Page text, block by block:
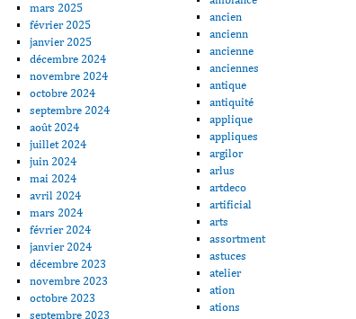
mars 2025
février 2025
janvier 2025
décembre 2024
novembre 2024
octobre 2024
septembre 2024
août 2024
juillet 2024
juin 2024
mai 2024
avril 2024
mars 2024
février 2024
janvier 2024
décembre 2023
novembre 2023
octobre 2023
septembre 2023
ancien
ancienn
ancienne
anciennes
antique
antiquité
applique
appliques
argilor
arlus
artdeco
artificial
arts
assortment
astuces
atelier
ation
ations